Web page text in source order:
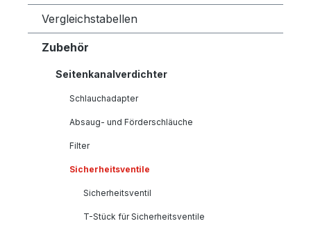
Vergleichstabellen
Zubehör
Seitenkanalverdichter
Schlauchadapter
Absaug- und Förderschläuche
Filter
Sicherheitsventile
Sicherheitsventil
T-Stück für Sicherheitsventile